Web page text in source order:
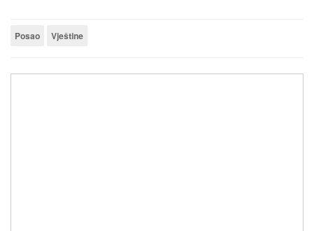
Posao Vještine